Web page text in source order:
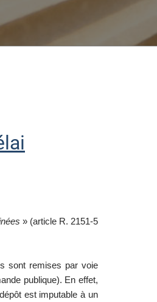
»(article R. 2151-5
sont remises par voie
publique). En effet,
est imputable à un